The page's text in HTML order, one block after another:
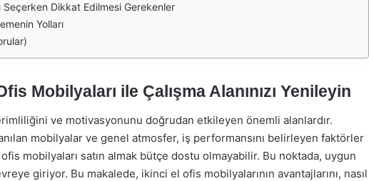
Seçerken Dikkat Edilmesi Gerekenler
Yolları
Mobilyaları ile Çalışma Alanınızı Yenileyin
ve motivasyonunu doğrudan etkileyen önemli alanlardır.
mobilyalar ve genel atmosfer, iş performansını belirleyen faktörler
mobilyaları satın almak bütçe dostu olmayabilir. Bu noktada, uygun
giriyor. Bu makalede, ikinci el ofis mobilyalarının avantajlarını, nasıl